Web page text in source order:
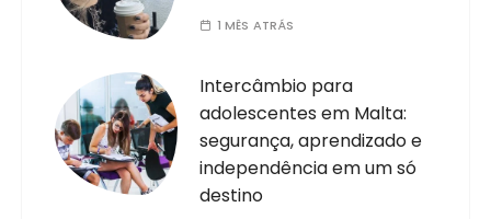
1 MÊS ATRÁS
Intercâmbio para
adolescentes em Malta:
segurança, aprendizado e
independência em um só
destino